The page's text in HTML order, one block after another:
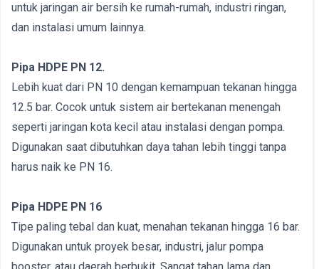
untuk jaringan air bersih ke rumah-rumah, industri ringan,
dan instalasi umum lainnya.
Pipa HDPE PN 12.
Lebih kuat dari PN 10 dengan kemampuan tekanan hingga
12.5 bar. Cocok untuk sistem air bertekanan menengah
seperti jaringan kota kecil atau instalasi dengan pompa.
Digunakan saat dibutuhkan daya tahan lebih tinggi tanpa
harus naik ke PN 16.
Pipa HDPE PN 16
Tipe paling tebal dan kuat, menahan tekanan hingga 16 bar.
Digunakan untuk proyek besar, industri, jalur pompa